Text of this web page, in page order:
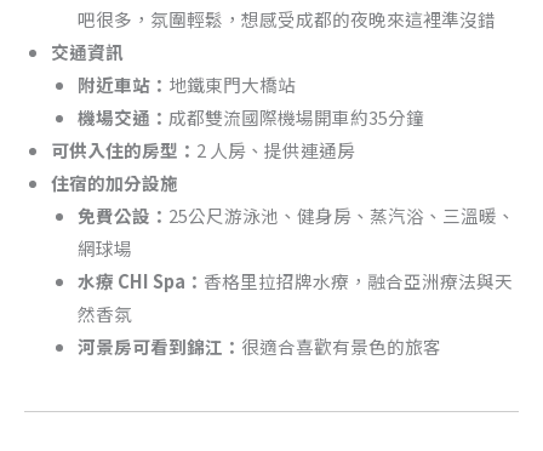
吧很多，氛圍輕鬆，想感受成都的夜晚來這裡準沒錯
交通資訊
附近車站： 地鐵東門大橋站
機場交通： 成都雙流國際機場開車約35分鐘
可供入住的房型： 2 人房、提供連通房
住宿的加分設施
免費公設： 25公尺游泳池、健身房、蒸汽浴、三溫暖、
網球場
水療 CHI Spa： 香格里拉招牌水療，融合亞洲療法與天
然香氛
河景房可看到錦江： 很適合喜歡有景色的旅客